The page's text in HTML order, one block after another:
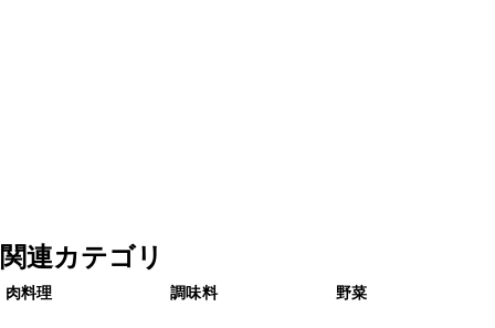
関連カテゴリ
肉料理 調味料 野菜